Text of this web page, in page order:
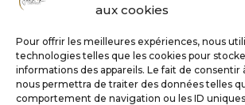
aux cookies
Pour offrir les meilleures expériences, nous
technologies telles que les cookies pour
informations des appareils. Le fait de consentir
nous permettra de traiter des données telles
comportement de navigation ou les ID
contact@john-or.fr
